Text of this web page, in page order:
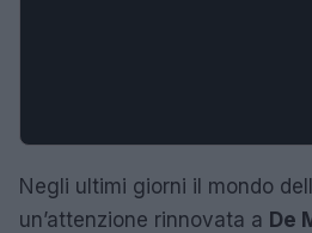
Negli ultimi giorni il mondo
un’attenzione rinnovata a De